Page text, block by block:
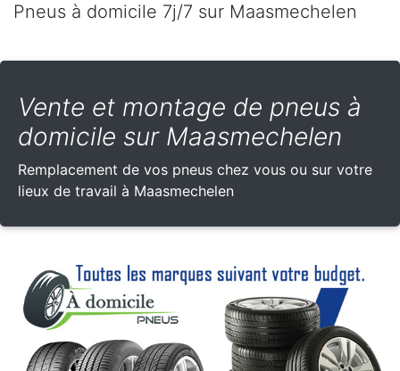
Pneus à domicile 7j/7 sur Maasmechelen
Vente et montage de pneus à
domicile sur Maasmechelen
Remplacement de vos pneus chez vous ou sur votre
lieux de travail à Maasmechelen